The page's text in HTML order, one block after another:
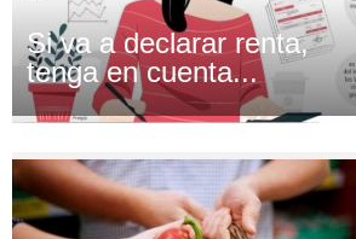
Si va a declarar renta,
tenga en cuenta...